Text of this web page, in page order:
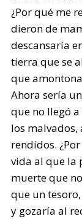
¿Por qué me
dieron de
descansaría
tierra que se
que
Ahora sería
que no llegó
los malvados,
rendidos.
vida al que la
muerte que
que un
y gozaría al